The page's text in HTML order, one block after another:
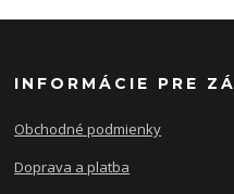
INFORMÁCIE PRE
Obchodné podmienky
Doprava a platba